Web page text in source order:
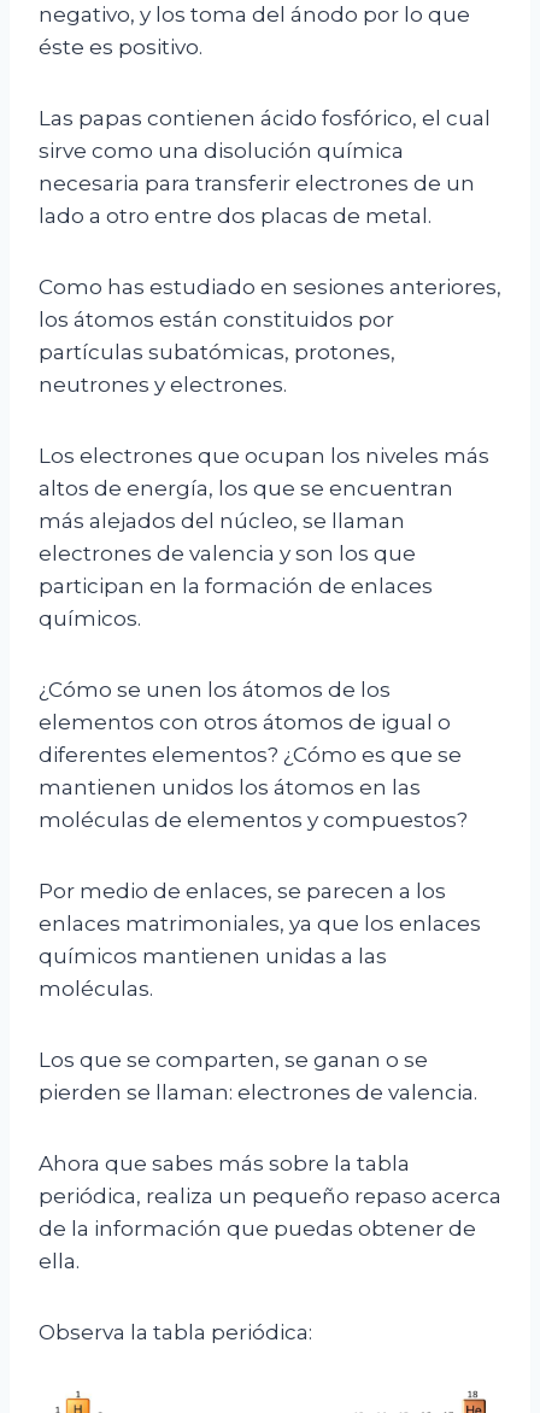
negativo, y los toma del ánodo por lo que
éste es positivo.
Las papas contienen ácido fosfórico, el cual
sirve como una disolución química
necesaria para transferir electrones de un
lado a otro entre dos placas de metal.
Como has estudiado en sesiones anteriores,
los átomos están constituidos por
partículas subatómicas, protones,
neutrones y electrones.
Los electrones que ocupan los niveles más
altos de energía, los que se encuentran
más alejados del núcleo, se llaman
electrones de valencia y son los que
participan en la formación de enlaces
químicos.
¿Cómo se unen los átomos de los
elementos con otros átomos de igual o
diferentes elementos? ¿Cómo es que se
mantienen unidos los átomos en las
moléculas de elementos y compuestos?
Por medio de enlaces, se parecen a los
enlaces matrimoniales, ya que los enlaces
químicos mantienen unidas a las
moléculas.
Los que se comparten, se ganan o se
pierden se llaman: electrones de valencia.
Ahora que sabes más sobre la tabla
periódica, realiza un pequeño repaso acerca
de la información que puedas obtener de
ella.
Observa la tabla periódica: